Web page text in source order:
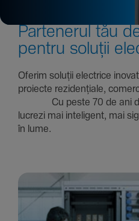
Parte­nerul tău
pentru soluții
Oferim soluții electrice
proiecte rezi­den­țiale,
Cu peste 70 de ani de
lucrezi mai inte­li­gent, mai
în lume.